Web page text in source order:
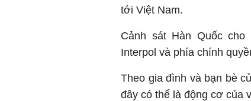
tới Việt Nam.
Cảnh sát Hàn Quốc
Interpol và phía chính
Theo gia đình và bạn bè
đây có thể là động cơ của